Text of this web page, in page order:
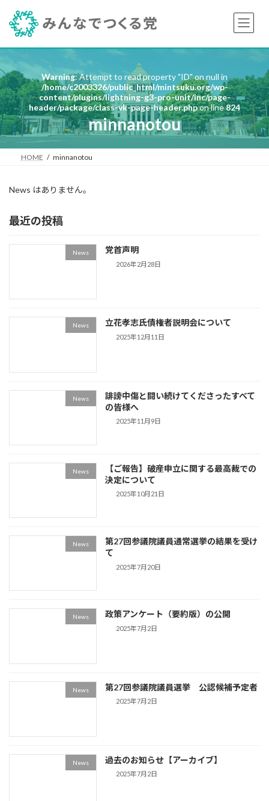
へ
ス
キ
ッ
プ
ョ
ン
に
移
動
Warning: Attempt to read property "ID" on null in
/home/c2003326/public_html/mintsuku.org/wp-
content/plugins/lightning-g3-pro-unit/inc/page-
header/package/class-vk-page-header.phpon line824
minnanotou
HOME minnanotou
News はありません。
最近の投稿
News 党首声明
2026年2月28日
News 立花孝志氏債権者説明会について
2025年12月11日
News
誹謗中傷と闘い続けてくださったすべて
の皆様へ
2025年11月9日
News
【ご報告】破産申立に関する最高裁での
決定について
2025年10月21日
News
第27回参議院議員通常選挙の結果を受け
て
2025年7月20日
News 政策アンケート（要約版）の公開
2025年7月2日
News 第27回参議院議員選挙 公認候補予定者
2025年7月2日
News 過去のお知らせ【アーカイブ】
2025年7月2日